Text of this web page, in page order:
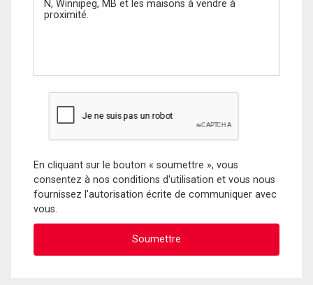
En cliquant sur le bouton « soumettre », vous
consentez à nos conditions d'utilisation et vous nous
fournissez l'autorisation écrite de communiquer avec
vous.